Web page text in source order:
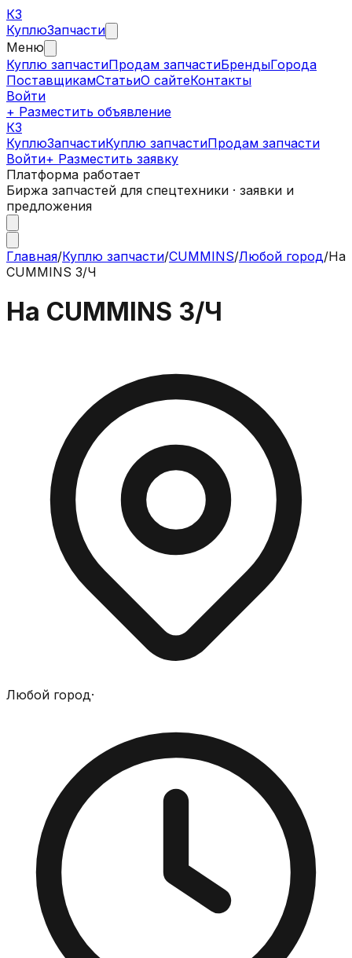
КЗ
КуплюЗапчасти
Меню
Куплю запчастиПродам запчастиБрендыГорода
ПоставщикамСтатьиО сайтеКонтакты
Войти
+ Разместить объявление
КЗ
КуплюЗапчастиКуплю запчастиПродам запчасти
Войти+ Разместить заявку
Платформа работает
Биржа запчастей для спецтехники · заявки и
предложения
Главная/Куплю запчасти/CUMMINS/Любой город/На
CUMMINS З/Ч
На CUMMINS З/Ч
Любой город·